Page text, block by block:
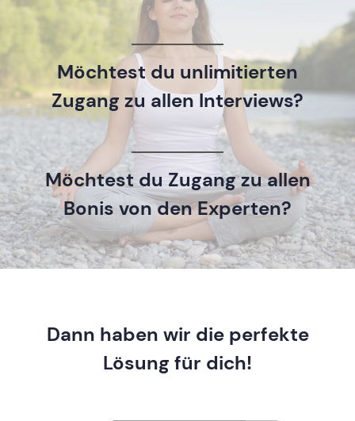
Möchtest du unlimitierten
Zugang zu allen Interviews?
Möchtest du Zugang zu allen
Bonis von den Experten?
Dann haben wir die perfekte
Lösung für dich!